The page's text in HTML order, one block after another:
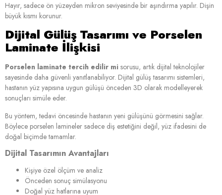
Hayır, sadece ön yüzeyden mikron seviyesinde bir aşındırma yapılır. Dişin
büyük kısmı korunur.
Dijital Gülüş Tasarımı ve Porselen
Laminate İlişkisi
Porselen laminate tercih edilir mi sorusu, artık dijital teknolojiler
sayesinde daha güvenli yanıtlanabiliyor. Dijital gülüş tasarımı sistemleri,
hastanın yüz yapısına uygun gülüşü önceden 3D olarak modelleyerek
sonuçları simüle eder.
Bu yöntem, tedavi öncesinde hastanın yeni gülüşünü görmesini sağlar.
Böylece porselen lamineler sadece diş estetiğini değil, yüz ifadesini de
doğal biçimde tamamlar.
Dijital Tasarımın Avantajları
Kişiye özel ölçüm ve analiz
Önceden sonuç simülasyonu
Doğal yüz hatlarına uyum